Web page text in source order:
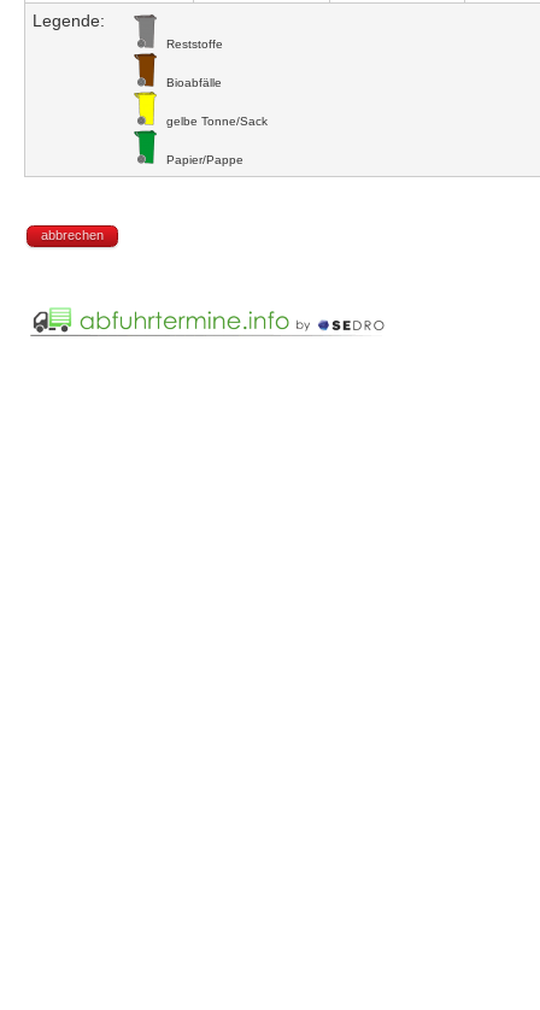
Legende:
Reststoffe
Bioabfälle
gelbe Tonne/Sack
Papier/Pappe
abbrechen